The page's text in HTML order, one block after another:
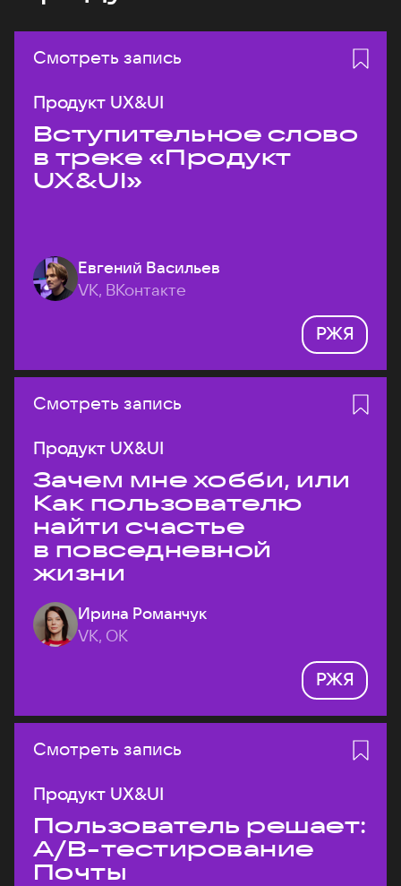
Смотреть запись
Продукт UX&UI
Вступительное слово
в треке «Продукт
UX&UI»
Евгений Васильев
VK, ВКонтакте
РЖЯ
Смотреть запись
Продукт UX&UI
Зачем мне хобби, или
Как пользователю
найти счастье
в повседневной
жизни
Ирина Романчук
VK, ОК
РЖЯ
Смотреть запись
Продукт UX&UI
Пользователь решает:
A/B-тестирование
Почты